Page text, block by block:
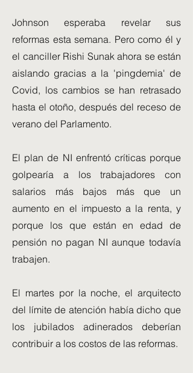
Johnson esperaba revelar sus
reformas esta semana. Pero como él y
el canciller Rishi Sunak ahora se están
aislando gracias a la 'pingdemia' de
Covid, los cambios se han retrasado
hasta el otoño, después del receso de
verano del Parlamento.
El plan de NI enfrentó críticas porque
golpearía a los trabajadores con
salarios más bajos más que un
aumento en el impuesto a la renta, y
porque los que están en edad de
pensión no pagan NI aunque todavía
trabajen.
El martes por la noche, el arquitecto
del límite de atención había dicho que
los jubilados adinerados deberían
contribuir a los costos de las reformas.